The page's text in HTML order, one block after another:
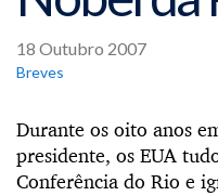
18 Outubro 2007
Breves
Durante os oito anos
presidente, os EUA
Conferência do Rio e